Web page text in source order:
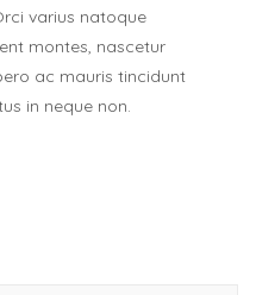
varius natoque
montes, nascetur
ac mauris tincidunt
in neque non.